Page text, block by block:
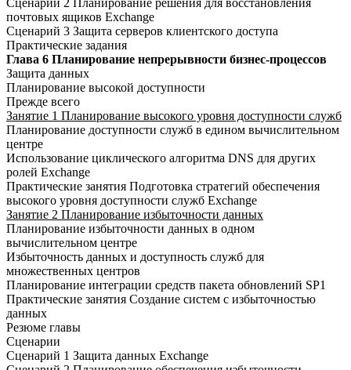
почтовых ящиков Exchange
Сценарий 3 Защита серверов клиентского доступа
Практические задания
Глава 6 Планирование непрерывности бизнес-процессов
Защита данных
Планирование высокой доступности
Прежде всего
Занятие 1 Планирование высокого уровня доступности служб
Планирование доступности служб в едином вычислительном
центре
Использование циклического алгоритма DNS для других
ролей Exchange
Практические занятия Подготовка стратегий обеспечения
высокого уровня доступности служб Exchange
Занятие 2 Планирование избыточности данных
Планирование избыточности данных в одном
вычислительном центре
Избыточность данных и доступность служб для
множественных центров
Планирование интеграции средств пакета обновлений SP1
Практические занятия Создание систем с избыточностью
данных
Резюме главы
Сценарии
Сценарий 1 Защита данных Exchange